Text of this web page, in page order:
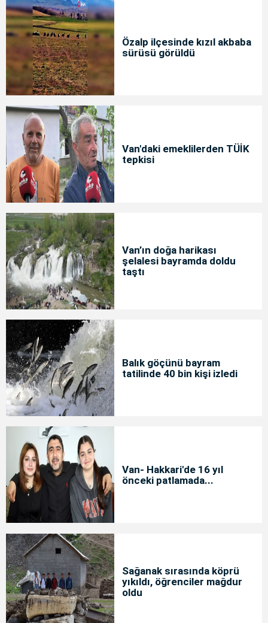
Özalp ilçesinde kızıl akbaba
sürüsü görüldü
Van'daki emeklilerden TÜİK
tepkisi
Van’ın doğa harikası
şelalesi bayramda doldu
taştı
Balık göçünü bayram
tatilinde 40 bin kişi izledi
Van- Hakkari'de 16 yıl
önceki patlamada...
Sağanak sırasında köprü
yıkıldı, öğrenciler mağdur
oldu